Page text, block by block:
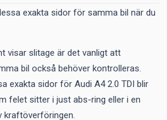
exakta sidor för samma bil när du
visar slitage är det vanligt att
bil också behöver kontrolleras.
exakta sidor för Audi A4 2.0 TDI blir
felet sitter i just abs-ring eller i en
kraftöverföringen.